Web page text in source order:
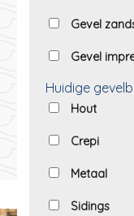
Gevel
Gevel
Huidige
Hout
Crepi
Metaal
Sidings